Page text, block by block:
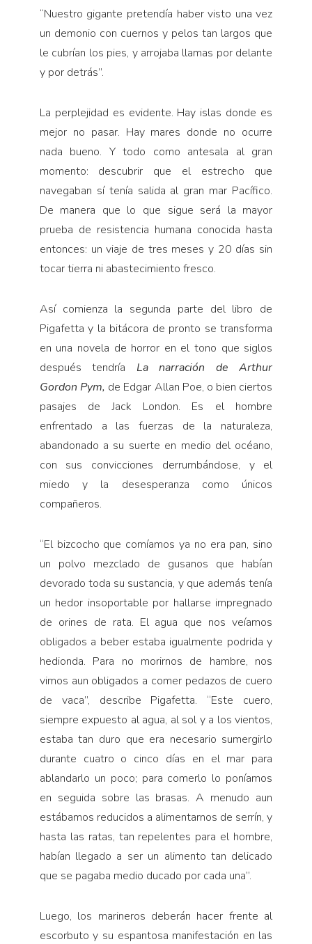
“Nuestro gigante pre­tendía haber visto una vez
un demonio con cuernos y pelos tan largos que
le cubrían los pies, y arrojaba llamas por delante
y por detrás”.
La perplejidad es evidente. Hay islas donde es
me­jor no pasar. Hay mares donde no ocurre
nada bueno. Y todo como antesala al gran
momento: descubrir que el estrecho que
navegaban sí tenía salida al gran mar Pacífico.
De manera que lo que sigue será la mayor
prueba de resistencia humana conocida hasta
enton­ces: un viaje de tres meses y 20 días sin
tocar tierra ni abastecimiento fresco.
Así comienza la segunda parte del libro de
Pigafe­tta y la bitácora de pronto se transforma
en una nove­la de horror en el tono que siglos
después tendría La narración de Arthur
Gordon Pym, de Edgar Allan Poe, o bien ciertos
pasajes de Jack London. Es el hombre
enfrentado a las fuerzas de la naturaleza,
abandonado a su suerte en medio del océano,
con sus convicciones derrumbándose, y el
miedo y la desesperanza como únicos
compañeros.
“El bizcocho que comíamos ya no era pan, sino
un polvo mezclado de gusanos que habían
devorado toda su sustancia, y que además tenía
un hedor insoporta­ble por hallarse impregnado
de orines de rata. El agua que nos veíamos
obligados a beber estaba igualmente podrida y
hedionda. Para no morirnos de hambre, nos
vimos aun obligados a comer pedazos de cuero
de vaca”, describe Pigafetta. “Este cuero,
siempre ex­puesto al agua, al sol y a los vientos,
estaba tan duro que era necesario sumergirlo
durante cuatro o cinco días en el mar para
ablandarlo un poco; para comerlo lo poníamos
en seguida sobre las brasas. A menudo aun
estábamos reducidos a alimentarnos de serrín, y
hasta las ratas, tan repelentes para el hombre,
habían llegado a ser un alimento tan delicado
que se pagaba medio ducado por cada una”.
Luego, los marineros deberán hacer frente al
es­corbuto y su espantosa manifestación en las